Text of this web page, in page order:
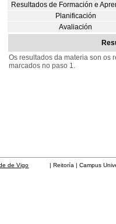
Resultados de Formación e
Planificación
Avaliación
Os resultados da materia son os
marcados no paso 1.
de Vigo | Reitoría | Campus